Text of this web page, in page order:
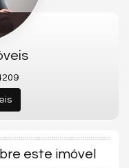
este imóvel